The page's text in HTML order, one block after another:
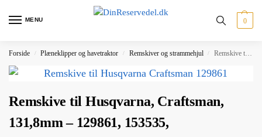
MENU 0
Forside / Plæneklipper og havetraktor / Remskiver og strammehjul / Remskive til Husqvarna, Craftsman, 131,8mm – 129861, 153535,
Remskive til Husqvarna, Craftsman,
131,8mm – 129861, 153535,